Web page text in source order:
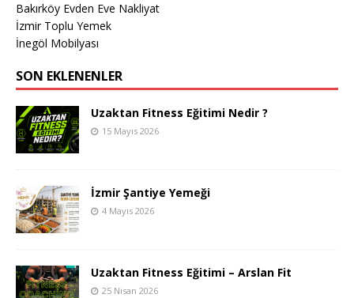
Bakırköy Evden Eve Nakliyat
İzmir Toplu Yemek
İnegöl Mobilyası
SON EKLENENLER
Uzaktan Fitness Eğitimi Nedir ?
15 Mayıs 2026
İzmir Şantiye Yemeği
4 Mayıs 2026
Uzaktan Fitness Eğitimi – Arslan Fit
25 Nisan 2026